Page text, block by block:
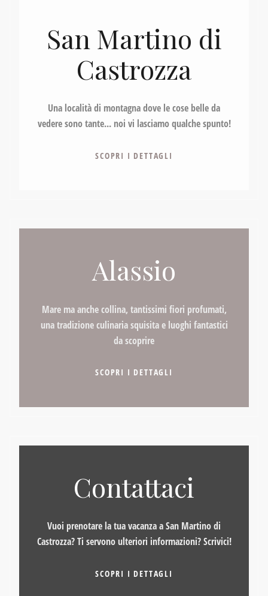
San Martino di
Castrozza
Una località di montagna dove le cose belle da
vedere sono tante... noi vi lasciamo qualche spunto!
SCOPRI I DETTAGLI
Alassio
Mare ma anche collina, tantissimi fiori profumati,
una tradizione culinaria squisita e luoghi fantastici
da scoprire
SCOPRI I DETTAGLI
Contattaci
Vuoi prenotare la tua vacanza a San Martino di
Castrozza? Ti servono ulteriori informazioni? Scrivici!
SCOPRI I DETTAGLI